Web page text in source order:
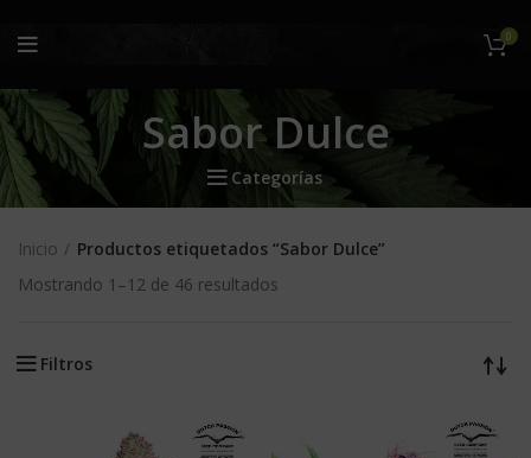
0
Sabor Dulce
Categorías
Inicio
Productos etiquetados “Sabor Dulce”
Mostrando 1–12 de 46 resultados
Filtros